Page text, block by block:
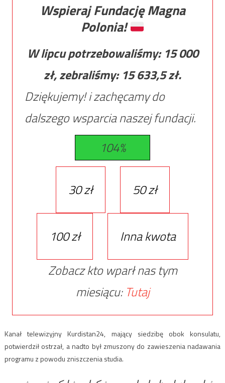
Wspieraj Fundację Magna
Polonia!
W lipcu potrzebowaliśmy: 15 000
zł, zebraliśmy: 15 633,5zł.
Dziękujemy! i zachęcamy do
dalszego wsparcia naszej fundacji.
104%
30 zł 50 zł
100 zł
Inna kwota
Zobacz kto wparł nas tym
miesiącu: Tutaj
Kanał telewizyjny Kurdistan24, mający siedzibę obok konsulatu,
potwierdził ostrzał, a nadto był zmuszony do zawieszenia nadawania
programu z powodu zniszczenia studia.